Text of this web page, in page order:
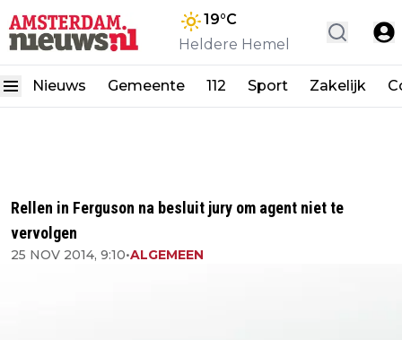
19°C
Heldere Hemel
Nieuws Gemeente 112 Sport Zakelijk
Rellen in Ferguson na besluit jury om agent niet te
vervolgen
25 NOV 2014, 9:10•ALGEMEEN